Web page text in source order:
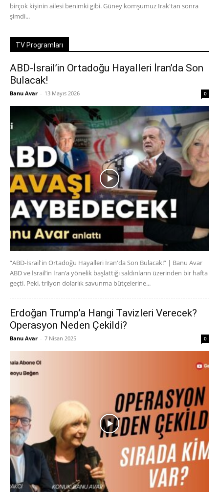
birçok kişinin ailesi benimki gibi. Güney komşumuz Irak'tan sonra
şimdi...
TV Programları
ABD-İsrail’in Ortadoğu Hayalleri İran’da Son
Bulacak!
Banu Avar - 13 Mayıs 2026 0
“ABD-İsrail'in Ortadoğu Hayalleri İran'da Son Bulacak!” | Banu Avar
ABD ve İsrail’in İran’a yönelik başlattığı saldırıların üzerinden bir hafta
geçti. Peki, trilyon dolarlık savunma bütçelerine...
Erdoğan Trump’a Hangi Tavizleri Verecek?
Operasyon Neden Çekildi?
Banu Avar - 7 Nisan 2025 0